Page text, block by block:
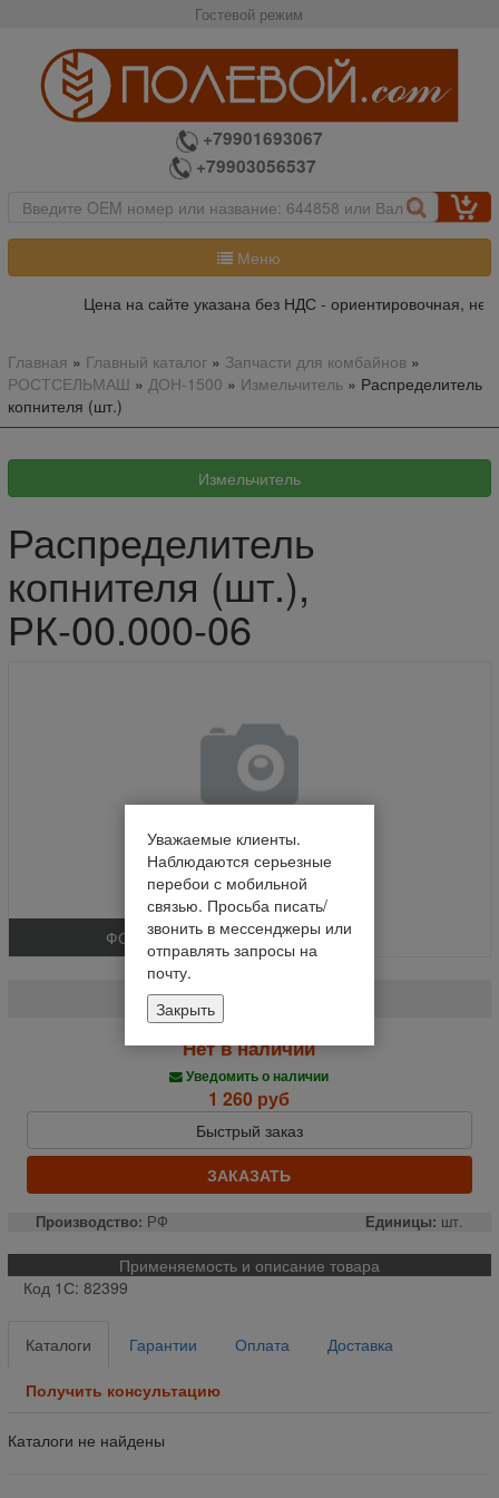
Гостевой режим
+79901693067
+79903056537
Меню
Цена на сайте указана без НДС - ориентировочная, не
Главная » Главный каталог» Запчасти для комбайнов»
РОСТСЕЛЬМАШ » ДОН-1500 » Измельчитель» Распределитель
копнителя (шт.)
Распределитель
копнителя (шт.),
РК-00.000-06
ФОТО
Распределитель копнителя (шт.)
РК-00.000-06
Нет в наличии
Уведомить о наличии
1 260 руб
Быстрый заказ
ЗАКАЗАТЬ
Производство: РФ Единицы: шт.
Применяемость и описание товара
Код 1С: 82399
Каталоги Гарантии Оплата Доставка
Получить консультацию
Каталоги не найдены
Уважаемые клиенты.
Наблюдаются серьезные
перебои с мобильной
связью. Просьба писать/
звонить в мессенджеры или
отправлять запросы на
почту.
Закрыть